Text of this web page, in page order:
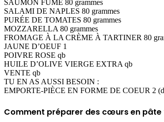
SAUMON FUMÉ 80 grammes
SALAMI DE NAPLES 80 grammes
PURÉE DE TOMATES 80 grammes
MOZZARELLA 80 grammes
FROMAGE À LA CRÈME À TARTINER 80
JAUNE D’OEUF 1
POIVRE ROSE qb
HUILE D’OLIVE VIERGE EXTRA qb
VENTE qb
TU EN AS AUSSI BESOIN :
EMPORTE-PIÈCE EN FORME DE COEUR 2
Comment préparer des cœurs en pâte